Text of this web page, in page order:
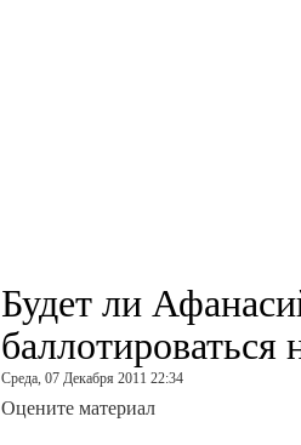
Будет ли
баллотироваться
Среда, 07 Декабря 2011 22:34
Оцените материал